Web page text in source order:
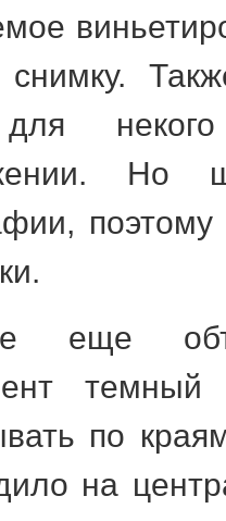
Но
поэтому
еще
темный
по
на